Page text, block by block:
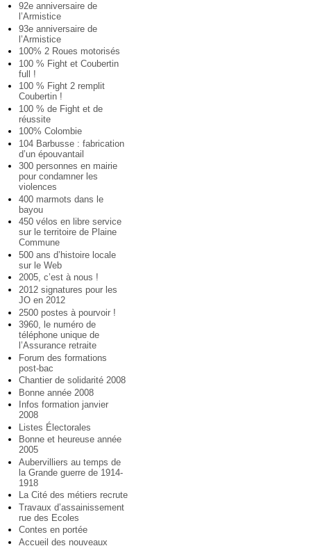
92e anniversaire de
l’Armistice
93e anniversaire de
l’Armistice
100% 2 Roues motorisés
100 % Fight et Coubertin
full !
100 % Fight 2 remplit
Coubertin !
100 % de Fight et de
réussite
100% Colombie
104 Barbusse : fabrication
d’un épouvantail
300 personnes en mairie
pour condamner les
violences
400 marmots dans le
bayou
450 vélos en libre service
sur le territoire de Plaine
Commune
500 ans d’histoire locale
sur le Web
2005, c’est à nous !
2012 signatures pour les
JO en 2012
2500 postes à pourvoir !
3960, le numéro de
téléphone unique de
l’Assurance retraite
Forum des formations
post-bac
Chantier de solidarité 2008
Bonne année 2008
Infos formation janvier
2008
Listes Électorales
Bonne et heureuse année
2005
Aubervilliers au temps de
la Grande guerre de 1914-
1918
La Cité des métiers recrute
Travaux d’assainissement
rue des Ecoles
Contes en portée
Accueil des nouveaux